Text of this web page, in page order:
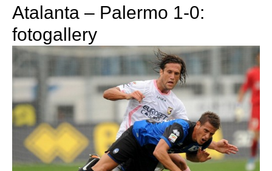
Atalanta – Palermo 1-0:
fotogallery